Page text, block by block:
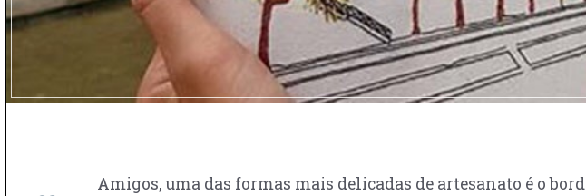
Amigos, uma das formas mais delicadas de artesanato é o